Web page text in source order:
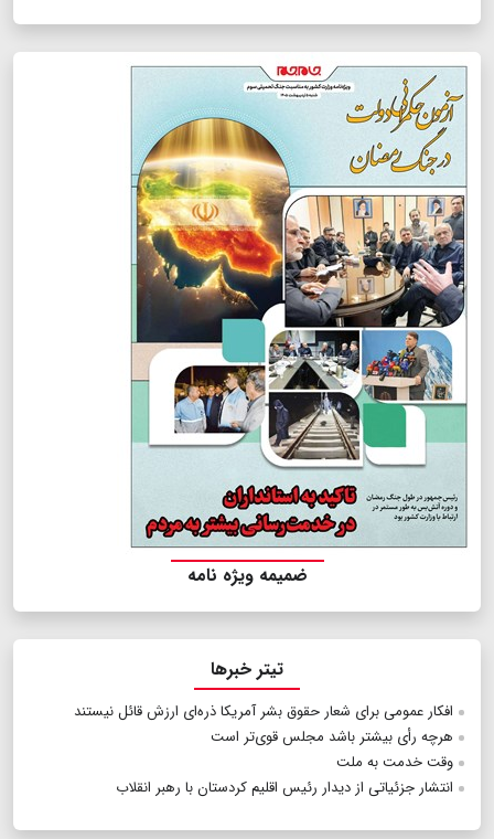
ضمیمه ویژه نامه
تیتر خبرها
افکار عمومی برای شعار حقوق بشر آمریکا ذره‌ای ارزش قائل نیستند
هرچه رأی بیشتر باشد مجلس قوی‌تر است
وقت خدمت به ملت
انتشار جزئیاتی از دیدار رئیس اقلیم کردستان با رهبر انقلاب